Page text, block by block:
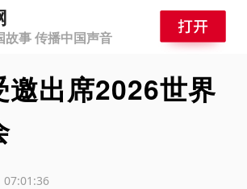
故事 传播中国声音
邀出席2026世界
07:01:36